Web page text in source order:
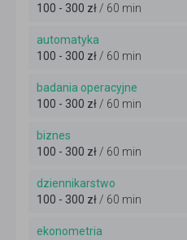
100 - 300 zł/ 60 min
automatyka
100 - 300 zł/ 60 min
badania operacyjne
100 - 300 zł/ 60 min
biznes
100 - 300 zł/ 60 min
dziennikarstwo
100 - 300 zł/ 60 min
ekonometria